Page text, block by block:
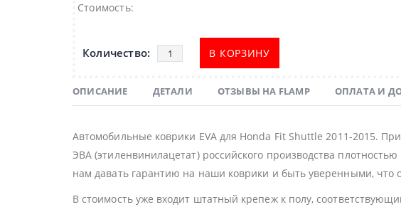
Стоимость:
В КОРЗИНУ
ОПИСАНИЕ ДЕТАЛИ ОТЗЫВЫ НА FLAMP ОПЛАТА И
Автомобильные коврики EVA для Honda Fit Shuttle 2011-2015.
ЭВА (этиленвинилацетат) российского производства
нам давать гарантию на наши коврики и быть уверенными, что
В стоимость уже входит штатный крепеж к полу,